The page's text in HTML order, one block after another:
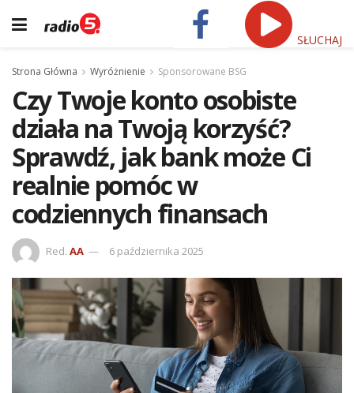
SŁUCHAJ
Strona Główna Wyróżnienie Sponsorowane BSG
Czy Twoje konto osobiste
działa na Twoją korzyść?
Sprawdź, jak bank może Ci
realnie pomóc w
codziennych finansach
Red. AA 6 października 2025